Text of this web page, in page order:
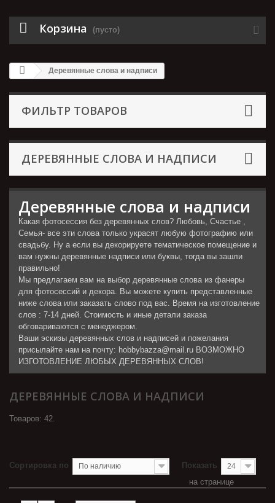
Корзина (пусто)
Деревянные слова и надписи
ФИЛЬТР ТОВАРОВ
ДЕРЕВЯННЫЕ СЛОВА И НАДПИСИ
Деревянные слова и надписи
Какая фотосессия без деревянных слов? Любовь, Счастье ,
Семья- все эти слова только украсят любую фотографию или
свадьбу. Ну а если вы декорируете тематическое помещение и
вам нужны деревянные надписи или буквы, тогда вы зашли
правильно!
Мы предлагаем вам на выбор деревянные слова из фанеры
для фотосессий и декора. Вы можете купить представленные
ниже слова или заказать слово под вас. Время на изготовление
слов : 7-14 дней. Стоимость и иные детали заказа
обговариваются с менеджером.
Ваши эскизы деревянных слов и надписей и пожелания
присылайте нам на почту: hobbybazza@mail.ru ВОЗМОЖНО
ИЗГОТОВЛЕНИЕ ЛЮБЫХ ДЕРЕВЯННЫХ СЛОВ!
ДЕРЕВЯННЫЕ СЛОВА И НАДПИСИ
Товаров: 42.
Сортировка по По наличию Показать 24
на странице